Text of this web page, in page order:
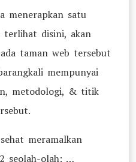
menerapkan satu
terlihat disini, akan
taman web tersebut
mempunyai
metodologi, & titik
meramalkan
seolah-olah: …